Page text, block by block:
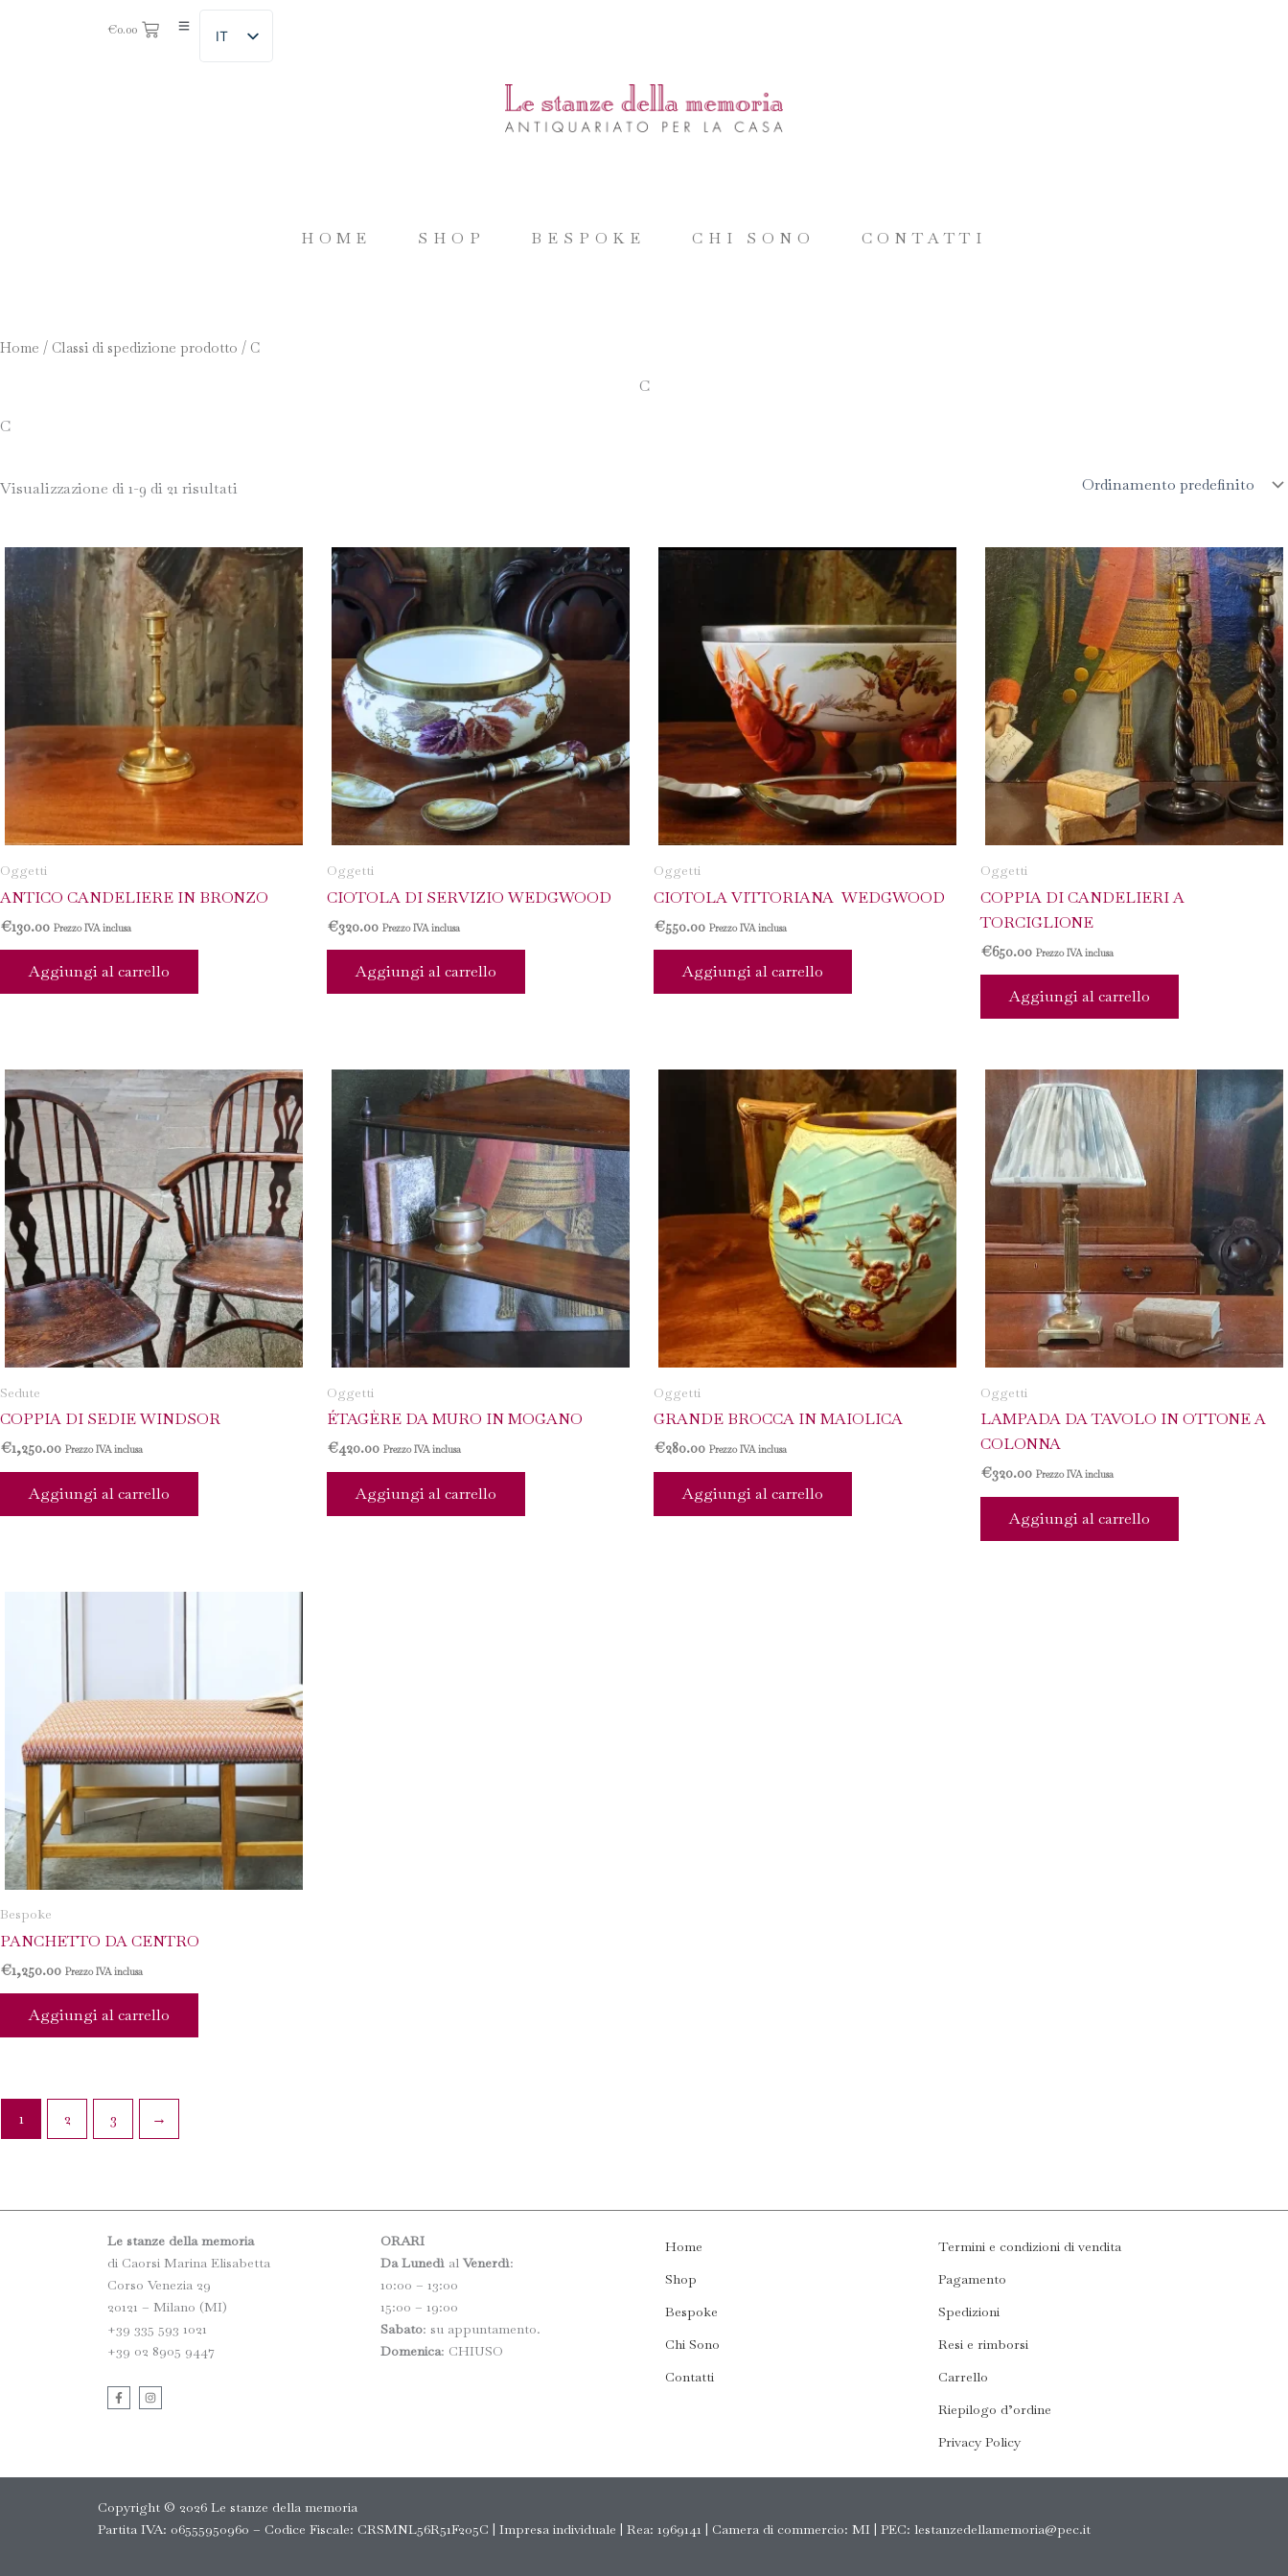
€0.00 IT
HOME SHOP BESPOKE CHI SONO CONTATTI
Home / Classi di spedizione prodotto / C
C
C
Visualizzazione di 1-9 di 21 risultati
Oggetti
ANTICO CANDELIERE IN BRONZO
€130.00 Prezzo IVA inclusa
Aggiungi al carrello
Oggetti
CIOTOLA DI SERVIZIO WEDGWOOD
€320.00 Prezzo IVA inclusa
Aggiungi al carrello
Oggetti
CIOTOLA VITTORIANA WEDGWOOD
€550.00 Prezzo IVA inclusa
Aggiungi al carrello
Oggetti
COPPIA DI CANDELIERI A
TORCIGLIONE
€650.00 Prezzo IVA inclusa
Aggiungi al carrello
Sedute
COPPIA DI SEDIE WINDSOR
€1,250.00 Prezzo IVA inclusa
Aggiungi al carrello
Oggetti
ÉTAGÈRE DA MURO IN MOGANO
€420.00 Prezzo IVA inclusa
Aggiungi al carrello
Oggetti
GRANDE BROCCA IN MAIOLICA
€280.00 Prezzo IVA inclusa
Aggiungi al carrello
Oggetti
LAMPADA DA TAVOLO IN OTTONE A
COLONNA
€320.00 Prezzo IVA inclusa
Aggiungi al carrello
Bespoke
PANCHETTO DA CENTRO
€1,250.00 Prezzo IVA inclusa
Aggiungi al carrello
1 2 3 →
Le stanze della memoria
di Caorsi Marina Elisabetta
Corso Venezia 29
20121 – Milano (MI)
+39 335 593 1021
+39 02 8905 9447
F
a
c
I
n
s
ORARI
Da Lunedì al Venerdì:
10:00 – 13:00
15:00 – 19:00
Sabato: su appuntamento.
Domenica: CHIUSO
Home
Shop
Bespoke
Chi Sono
Contatti
Termini e condizioni di vendita
Pagamento
Spedizioni
Resi e rimborsi
Carrello
Riepilogo d’ordine
Privacy Policy
Copyright © 2026 Le stanze della memoria
Partita IVA: 06555950960 – Codice Fiscale: CRSMNL56R51F205C | Impresa individuale | Rea: 1969141 | Camera di commercio: MI | PEC: lestanzedellamemoria@pec.it